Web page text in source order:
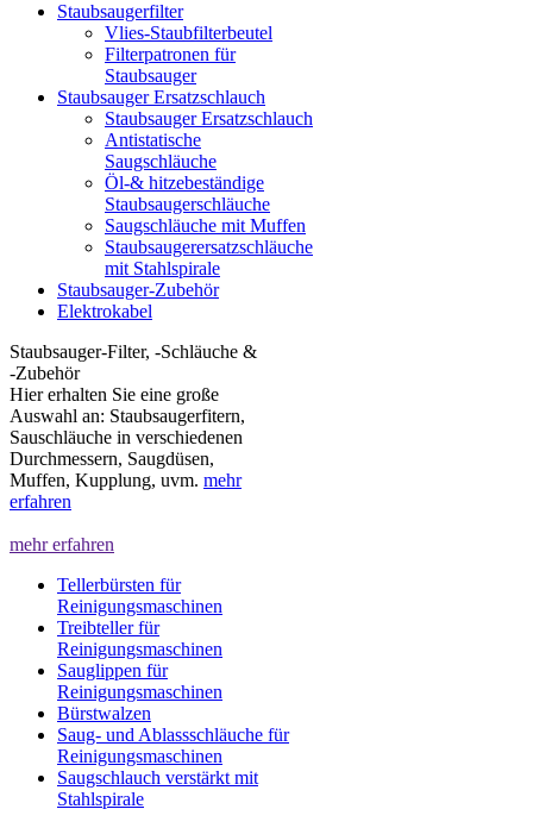
Staubsaugerfilter
Vlies-Staubfilterbeutel
Filterpatronen für
Staubsauger
Staubsauger Ersatzschlauch
Staubsauger Ersatzschlauch
Antistatische
Saugschläuche
Öl-& hitzebeständige
Staubsaugerschläuche
Saugschläuche mit Muffen
Staubsaugerersatzschläuche
mit Stahlspirale
Staubsauger-Zubehör
Elektrokabel
Staubsauger-Filter, -Schläuche &
-Zubehör
Hier erhalten Sie eine große
Auswahl an: Staubsaugerfitern,
Sauschläuche in verschiedenen
Durchmessern, Saugdüsen,
Muffen, Kupplung, uvm. mehr
erfahren
mehr erfahren
Tellerbürsten für
Reinigungsmaschinen
Treibteller für
Reinigungsmaschinen
Sauglippen für
Reinigungsmaschinen
Bürstwalzen
Saug- und Ablassschläuche für
Reinigungsmaschinen
Saugschlauch verstärkt mit
Stahlspirale